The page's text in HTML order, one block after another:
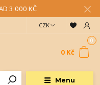
3 000 KČ
Menu
CZK
0
0 Kč